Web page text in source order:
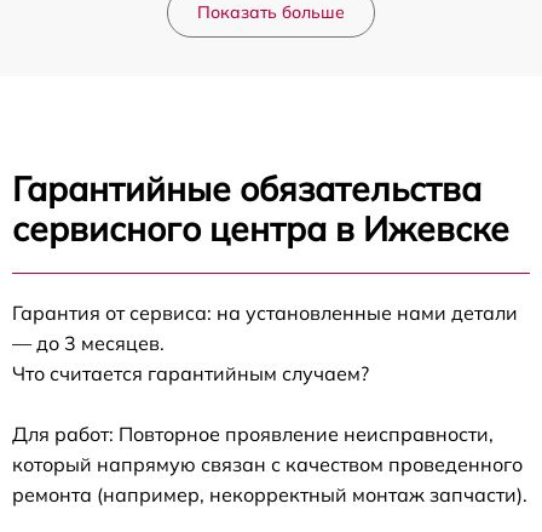
Показать больше
Гарантийные обязательства
сервисного центра в Ижевске
Гарантия от сервиса: на установленные нами детали
— до 3 месяцев.
Что считается гарантийным случаем?
Для работ: Повторное проявление неисправности,
который напрямую связан с качеством проведенного
ремонта (например, некорректный монтаж запчасти).